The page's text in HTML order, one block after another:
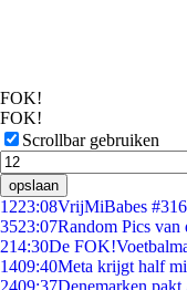
FOK!
FOK!
Scrollbar gebruiken
opslaan
1223:08VrijMiBabes
3523:07Random Pics van
214:30De
1409:40Meta krijgt half
2409:37Denemarken